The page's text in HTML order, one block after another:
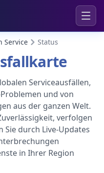
Service Status
Serviceausfällen,
und von
aus der ganzen Welt.
verfolgen
Sie durch Live-Updates
in Ihrer Region